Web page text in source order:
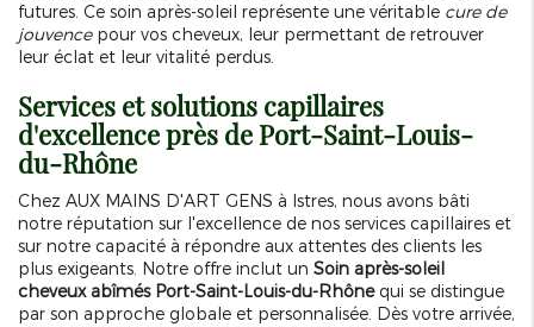
futures. Ce soin après-soleil représente une véritable cure de
jouvencepour vos cheveux, leur permettant de retrouver
leur éclat et leur vitalité perdus.
Services et solutions capillaires
d'excellence près de Port-Saint-Louis-
du-Rhône
Chez AUX MAINS D'ART GENS à Istres, nous avons bâti
notre réputation sur l'excellence de nos services capillaires et
sur notre capacité à répondre aux attentes des clients les
plus exigeants. Notre offre inclut un Soin après-soleil
cheveux abîmés Port-Saint-Louis-du-Rhônequi se distingue
par son approche globale et personnalisée. Dès votre arrivée,